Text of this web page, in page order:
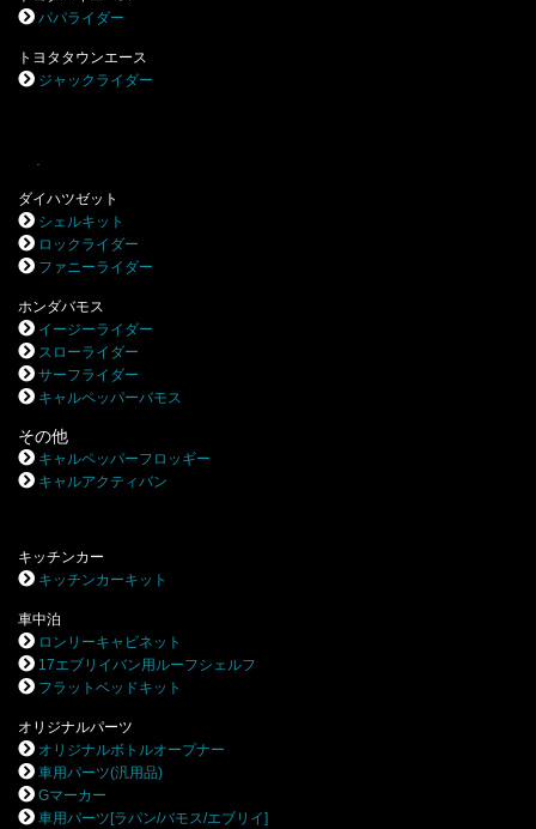
パパライダー
トヨタタウンエース
ジャックライダー
.
ダイハツゼット
シェルキット
ロックライダー
ファニーライダー
ホンダバモス
イージーライダー
スローライダー
サーフライダー
キャルペッパーバモス
その他
キャルペッパーフロッギー
キャルアクティバン
キッチンカー
キッチンカーキット
車中泊
ロンリーキャビネット
17エブリイバン用ルーフシェルフ
フラットベッドキット
オリジナルパーツ
オリジナルボトルオープナー
車用パーツ(汎用品)
Gマーカー
車用パーツ[ラパン/バモス/エブリイ]